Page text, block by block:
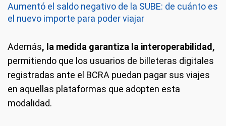
Aumentó el saldo negativo de la SUBE: de cuánto es
el nuevo importe para poder viajar
Además, la medida garantiza la interoperabilidad,
permitiendo que los usuarios de billeteras digitales
registradas ante el BCRA puedan pagar sus viajes
en aquellas plataformas que adopten esta
modalidad.